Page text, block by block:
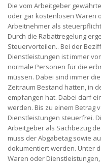
Die vom Arbeitgeber
oder gar kostenlosen Waren
Arbeitnehmer als
Durch die Rabattregelung
Steuervorteilen.. Bei der
Dienstleistungen ist immer
normale Personen für die
müssen. Dabei sind immer
Zeitraum Bestand hatten, in
empfangen hat. Dabei darf
werden. Bis zu einem Betrag
Dienstleistungen steuerfrei.
Arbeitgeber als Sachbezug
muss der Abgabetag sowie
dokumentiert werden. Unter
Waren oder